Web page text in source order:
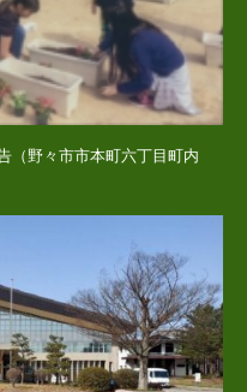
（野々市市本町六丁目町内